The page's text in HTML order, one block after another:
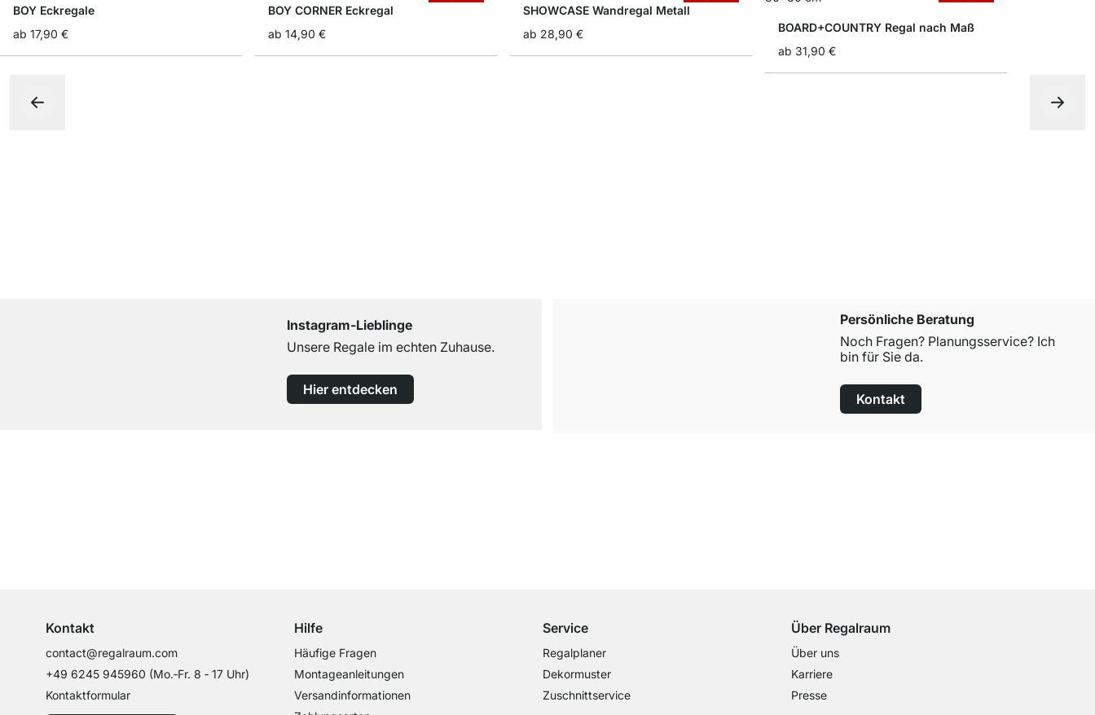
BOY Eckregale
ab 17,90 €
BOY CORNER Eckregal
ab 14,90 €
SHOWCASE Wandregal Metall
ab 28,90 €
BOARD+COUNTRY Regal nach Maß
ab 31,90 €
Instagram-Lieblinge
Unsere Regale im echten Zuhause.
Hier entdecken
Persönliche Beratung
Noch Fragen? Planungsservice? Ich
bin für Sie da.
Kontakt
Kontakt
contact@regalraum.com
+49 6245 945960 (Mo.‑Fr. 8 ‑ 17 Uhr)
Kontaktformular
Hilfe
Häufige Fragen
Montageanleitungen
Versandinformationen
Service
Regalplaner
Dekormuster
Zuschnittservice
Über Regalraum
Über uns
Karriere
Presse